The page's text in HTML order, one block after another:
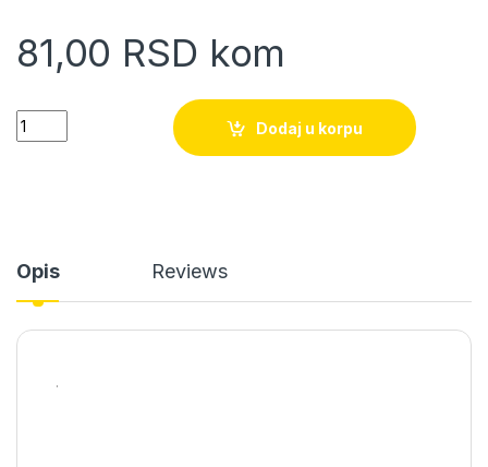
81,00 RSD kom
Alka okretna 3,5mm quantity
Dodaj u korpu
Opis Reviews
.